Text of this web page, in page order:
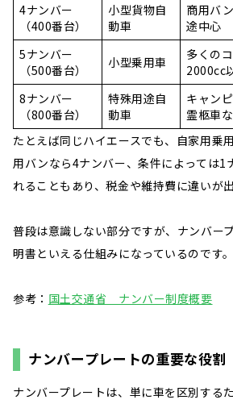
4ナンバー
（400番台）
小型貨物自
動車
商用バ
途中心
5ナンバー
（500番台）
小型乗用車
多くの
2000cc
8ナンバー
（800番台）
特殊用途自
動車
キャン
霊柩車
たとえば同じハイエースでも、自家用乗
用バンなら4ナンバー、条件によっては1
れることもあり、税金や維持費に違いが出
普段は意識しない部分ですが、ナンバー
明書といえる仕組みになっているのです。
参考： 国土交通省 ナンバー制度概要
ナンバープレートの重要な役割
ナンバープレートは、単に車を区別する